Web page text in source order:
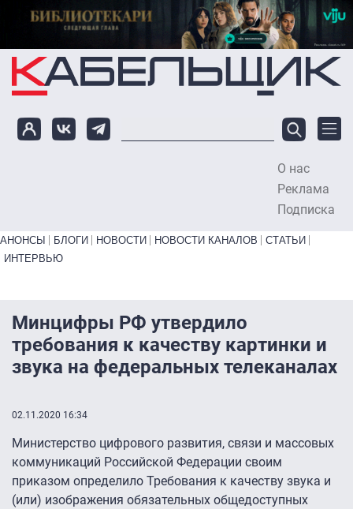
Перейти к основному содержанию
О нас
Реклама
Подписка
Primary links bottom
АНОНСЫ БЛОГИ НОВОСТИ НОВОСТИ КАНАЛОВ
СТАТЬИ
ИНТЕРВЬЮ
Минцифры РФ утвердило
требования к качеству картинки и
звука на федеральных телеканалах
02.11.2020 16:34
Министерство цифрового развития, связи и массовых
коммуникаций Российской Федерации своим
приказом определило Требования к качеству звука и
(или) изображения обязательных общедоступных